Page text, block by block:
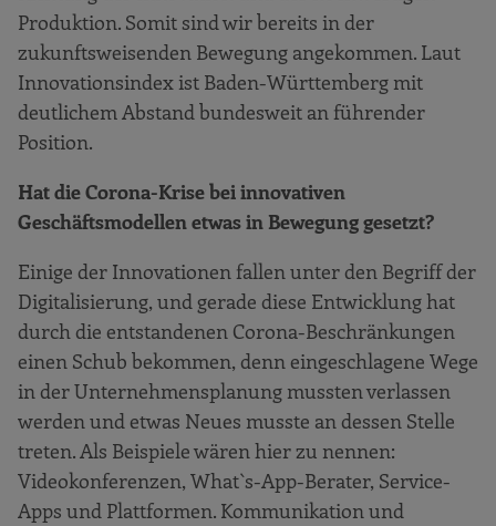
Produktion. Somit sind wir bereits in der
zukunftsweisenden Bewegung angekommen. Laut
Innovationsindex ist Baden-Württemberg mit
deutlichem Abstand bundesweit an führender
Position.
Hat die Corona-Krise bei innovativen
Geschäftsmodellen etwas in Bewegung gesetzt?
Einige der Innovationen fallen unter den Begriff der
Digitalisierung, und gerade diese Entwicklung hat
durch die entstandenen Corona-Beschränkungen
einen Schub bekommen, denn eingeschlagene Wege
in der Unternehmensplanung mussten verlassen
werden und etwas Neues musste an dessen Stelle
treten. Als Beispiele wären hier zu nennen:
Videokonferenzen, What`s-App-Berater, Service-
Apps und Plattformen. Kommunikation und